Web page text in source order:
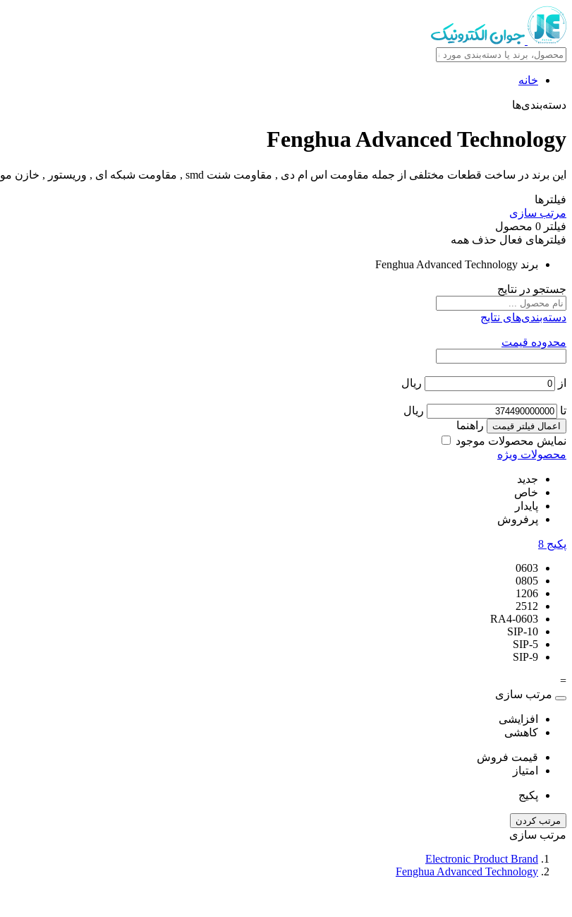
خانه
دسته‌بندی‌ها
Fenghua Advanced Technology
این برند در ساخت قطعات مختلفی از جمله مقاومت اس ام دی , مقاومت شنت smd , مقاومت شبکه ای , وریستور , خازن مولتی لایر smd , مقاومت NTC فعالیت دارد و کیفیت قابل قبولی دارد
فیلترها
مرتب سازی
فیلتر 0 محصول
فیلترهای فعال حذف همه
برند Fenghua Advanced Technology
جستجو در نتایج
دسته‌بندی‌های نتایج
محدوده قیمت
از ریال
تا ریال
اعمال فیلتر قیمت
راهنما
نمایش محصولات موجود
محصولات ویژه
جدید
خاص
پایدار
پرفروش
پکیج 8
0603
0805
1206
2512
RA4-0603
SIP-10
SIP-5
SIP-9
=
مرتب سازی
افزایشی
کاهشی
قیمت فروش
امتیاز
پکیج
مرتب کردن
مرتب سازی
Electronic Product Brand
Fenghua Advanced Technology